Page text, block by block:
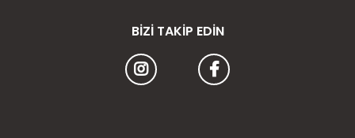
BIZI TAKIP EDIN